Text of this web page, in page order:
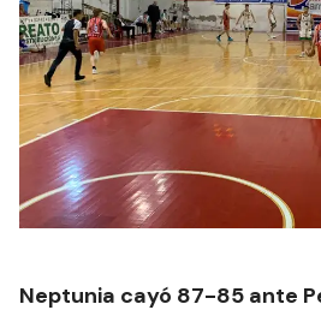
Neptunia cayó 87-85 ante